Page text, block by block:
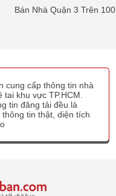
Bán Nhà Quận 3 Trên
cung cấp thông tin nhà
tai khu vực TP.HCM.
tin đăng tải đều là
tin thật, diện tích